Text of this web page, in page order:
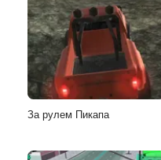
За рулем Пикапа